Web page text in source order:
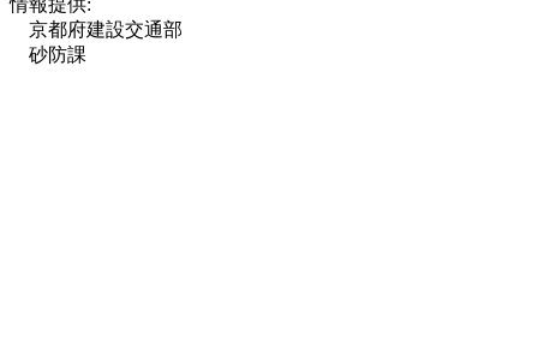
情報提供:
京都府建設交通部
砂防課